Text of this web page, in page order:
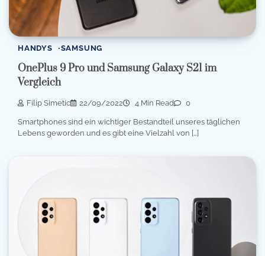
HANDYS SAMSUNG
OnePlus 9 Pro und Samsung Galaxy S21 im
Vergleich
Filip Simetic 22/09/2022 4 Min Read 0
Smartphones sind ein wichtiger Bestandteil unseres täglichen
Lebens geworden und es gibt eine Vielzahl von […]